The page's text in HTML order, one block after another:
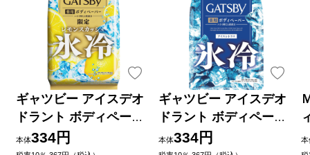
ギャツビー アイスデオ
ドラント ボディペーパ
ー レモンスカッシュ
本体334円
ギャツビー アイスデオ
ドラント ボディペーパ
ー アイスシトラス 徳用
本体334円
本